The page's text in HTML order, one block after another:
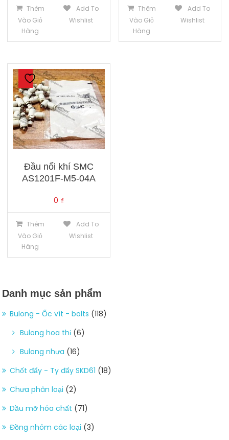
Thêm
Vào Giỏ
Hàng
Add To
Wishlist
Thêm
Vào Giỏ
Hàng
Add To
Wishlist
Đầu nối khí SMC
AS1201F-M5-04A
0 ₫
Thêm
Vào Giỏ
Hàng
Add To
Wishlist
Danh mục sản phẩm
Bulong - Ốc vít - bolts (118)
Bulong hoa thị (6)
Bulong nhựa (16)
Chốt đẩy - Ty đẩy SKD61 (18)
Chưa phân loại (2)
Dầu mỡ hóa chất (71)
Đồng nhôm các loại (3)